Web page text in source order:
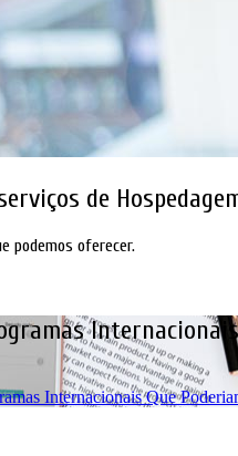
de
podemos oferecer.
Internacionais Que